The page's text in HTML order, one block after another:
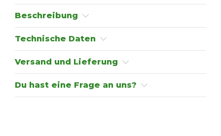
Beschreibung
Technische Daten
Versand und Lieferung
Du hast eine Frage an uns?